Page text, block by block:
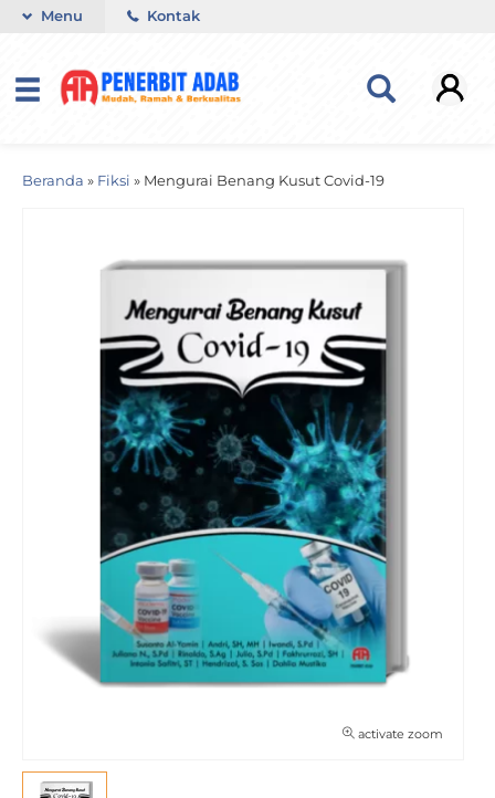
Menu Kontak
Beranda » Fiksi » Mengurai Benang Kusut Covid-19
activate zoom